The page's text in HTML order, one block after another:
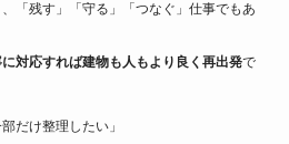
「残す」「守る」「つなぐ」仕事でもあ
対応すれば建物も人もより良く再出発で
だけ整理したい」